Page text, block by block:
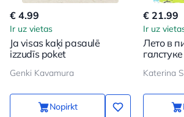
€ 4.99
Ir uz vietas
Ja visas kaķi pasaulē
izzudīs poket
Genki Kavamura
Nopirkt
€ 21.99
Ir uz
Лето в
галстуке